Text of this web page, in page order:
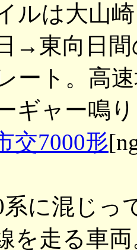
ルは大山
→東向日
ート。高
ギャー鳴
交7000形
に混じっ
を走る車